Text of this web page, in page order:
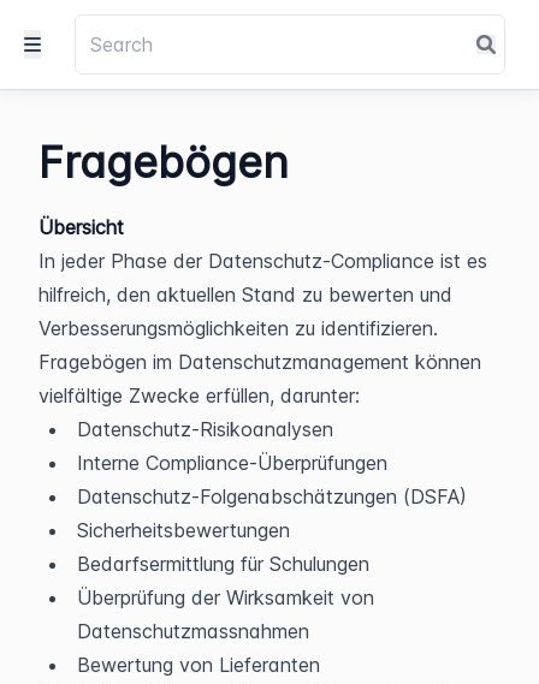
Fragebögen
Übersicht
In jeder Phase der Datenschutz-Compliance ist es
hilfreich, den aktuellen Stand zu bewerten und
Verbesserungsmöglichkeiten zu identifizieren.
Fragebögen im Datenschutzmanagement können
vielfältige Zwecke erfüllen, darunter:
Datenschutz-Risikoanalysen
Interne Compliance-Überprüfungen
Datenschutz-Folgenabschätzungen (DSFA)
Sicherheitsbewertungen
Bedarfsermittlung für Schulungen
Überprüfung der Wirksamkeit von
Datenschutzmassnahmen
Bewertung von Lieferanten